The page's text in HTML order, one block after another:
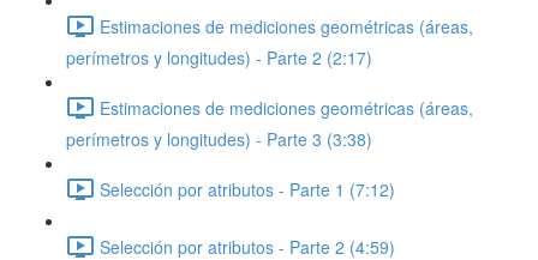
Estimaciones de mediciones geométricas (áreas,
perímetros y longitudes) - Parte 2 (2:17)
Estimaciones de mediciones geométricas (áreas,
perímetros y longitudes) - Parte 3 (3:38)
Selección por atributos - Parte 1 (7:12)
Selección por atributos - Parte 2 (4:59)